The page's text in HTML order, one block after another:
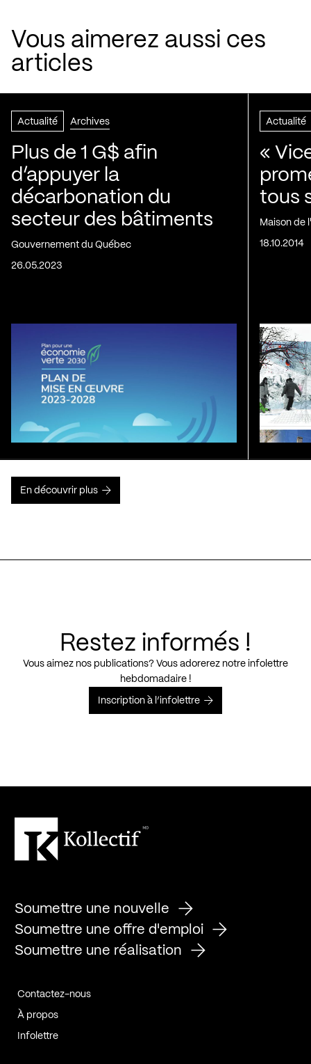
Vous aimerez aussi ces
articles
Actualité Archives
Plus de 1 G$ afin
d’appuyer la
décarbonation du
secteur des bâtiments
Gouvernement du Québec
26.05.2023
Actualité
«
tous
Maison de
18.10.2014
En découvrir plus
Restez informés !
Vous aimez nos publications? Vous adorerez notre infolettre
hebdomadaire !
Inscription à l’infolettre
Soumettre une nouvelle
Soumettre une offre d'emploi
Soumettre une réalisation
Contactez-nous
À propos
Infolettre